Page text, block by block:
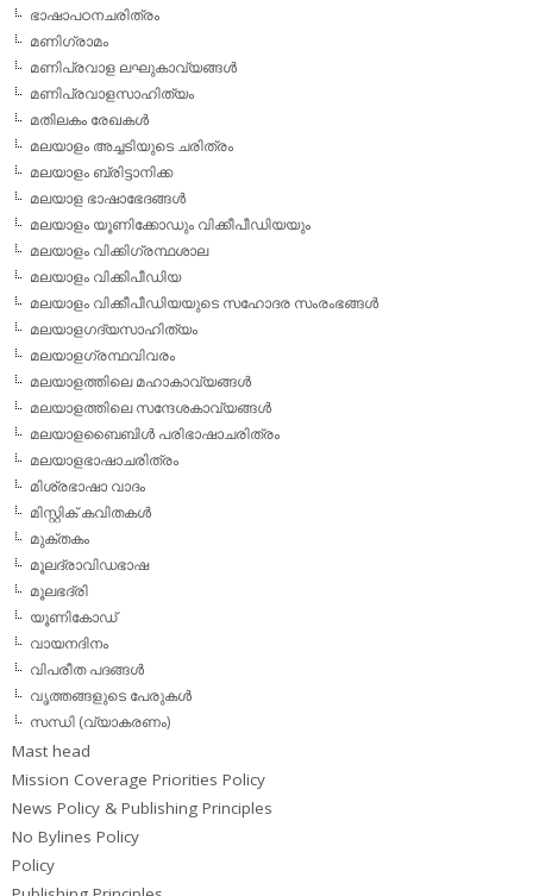
ഭാഷാപഠനചരിത്രം
മണിഗ്രാമം
മണിപ്രവാള ലഘുകാവ്യങ്ങള്‍
മണിപ്രവാളസാഹിത്യം
മതിലകം രേഖകള്‍
മലയാളം അച്ചടിയുടെ ചരിത്രം
മലയാളം ബ്രിട്ടാനിക്ക
മലയാള ഭാഷാഭേദങ്ങള്‍
മലയാളം യൂണിക്കോഡും വിക്കീപീഡിയയും
മലയാളം വിക്കിഗ്രന്ഥശാല
മലയാളം വിക്കിപീഡിയ
മലയാളം വിക്കീപീഡിയയുടെ സഹോദര സംരംഭങ്ങള്‍
മലയാളഗദ്യസാഹിത്യം
മലയാളഗ്രന്ഥവിവരം
മലയാളത്തിലെ മഹാകാവ്യങ്ങള്‍
മലയാളത്തിലെ സന്ദേശകാവ്യങ്ങള്‍
മലയാളബൈബിള്‍ പരിഭാഷാചരിത്രം
മലയാളഭാഷാചരിത്രം
മിശ്രഭാഷാ വാദം
മിസ്റ്റിക് കവിതകള്‍
മുക്തകം
മൂലദ്രാവിഡഭാഷ
മൂലഭദ്രി
യൂണികോഡ്
വായനദിനം
വിപരീത പദങ്ങള്‍
വൃത്തങ്ങളുടെ പേരുകള്‍
സന്ധി (വ്യാകരണം)
Mast head
Mission Coverage Priorities Policy
News Policy & Publishing Principles
No Bylines Policy
Policy